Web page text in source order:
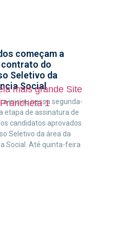
começam a
do
Seletivo da
Social
iniciou nessa segunda-
etapa de assinatura de
candidatos aprovados
Seletivo da área da
Social. Até quinta-feira